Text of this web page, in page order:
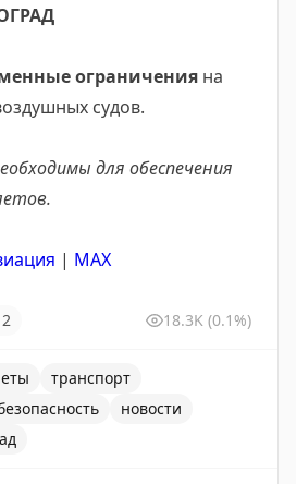
ограничения на
судов.
для обеспечения
| MАХ
2 18.3K (0.1%)
транспорт
новости